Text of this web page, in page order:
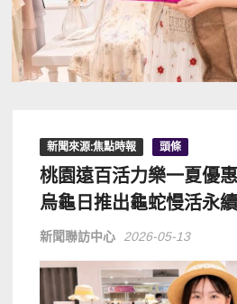
新聞來源:焦點時報 頭條
桃園遠百活力樂一夏優
烏龜日推出龜蛇慢活永
新聞聯訪中心 2026-05-13